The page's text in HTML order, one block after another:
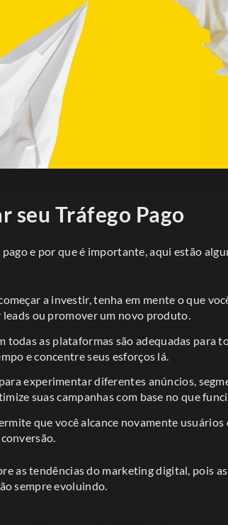
seu Tráfego Pago
e por que é importante, aqui estão
a investir, tenha em mente o que
ou promover um novo produto.
todas as plataformas são adequadas para
e concentre seus esforços lá.
experimentar diferentes anúncios,
suas campanhas com base no que
que você alcance novamente usuários
as tendências do marketing digital, pois
sempre evoluindo.